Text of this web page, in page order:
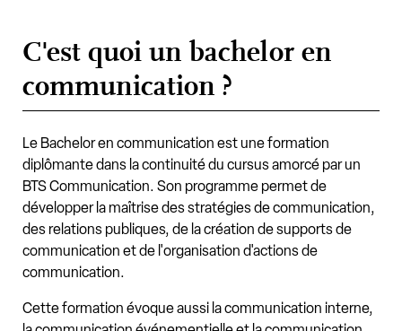
C'est quoi un bachelor en
communication ?
Le Bachelor en communication est une formation
diplômante dans la continuité du cursus amorcé par un
BTS Communication. Son programme permet de
développer la maîtrise des stratégies de communication,
des relations publiques, de la création de supports de
communication et de l'organisation d'actions de
communication.
Cette formation évoque aussi la communication interne,